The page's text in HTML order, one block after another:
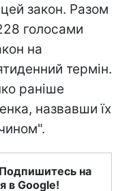
закон. Разом
голосами
на
термін.
раніше
назвавши їх
на
в Google!